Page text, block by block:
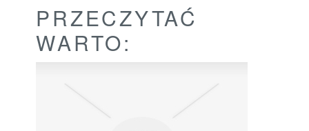
PRZECZYTAĆ
WARTO: